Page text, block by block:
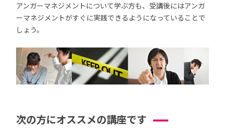
アンガーマネジメントについて学ぶ方も、受講後にはアンガ
ーマネジメントがすぐに実践できるようになっていることで
しょう。
次の方にオススメの講座です